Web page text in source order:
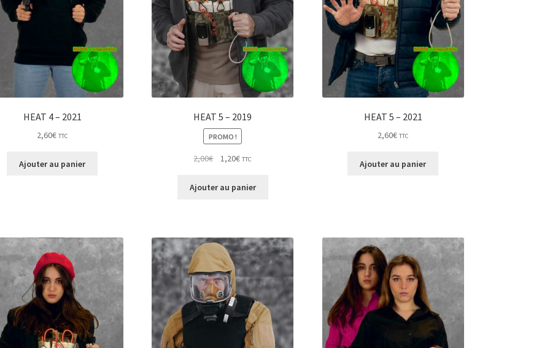
HEAT 4 – 2021
2,60€ TTC
Ajouter au panier
HEAT 5 – 2019
PROMO !
2,00€
Le
initial
1,20€Le
actuel
TTC
Ajouter au panier
HEAT 5 – 2021
2,60€ TTC
Ajouter au panier